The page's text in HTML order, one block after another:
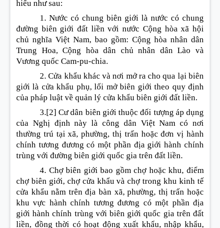
hiểu như sau:
1. Nước có chung biên giới là nước có chung
đường biên giới đất liền với nước Cộng hòa xã hội
chủ nghĩa Việt Nam, bao gồm: Cộng hòa nhân dân
Trung Hoa, Cộng hòa dân chủ nhân dân Lào và
Vương quốc Cam-pu-chia.
2. Cửa khẩu khác và nơi mở ra cho qua lại biên
giới là cửa khẩu phụ, lối mở biên giới theo quy định
của pháp luật về quản lý cửa khẩu biên giới đất liền.
3.[2] Cư dân biên giới thuộc đối tượng áp dụng
của Nghị định này là công dân Việt Nam có nơi
thường trú tại xã, phường, thị trấn hoặc đơn vị hành
chính tương đương có một phần địa giới hành chính
trùng với đường biên giới quốc gia trên đất liền.
4. Chợ biên giới bao gồm chợ hoặc khu, điểm
chợ biên giới, chợ cửa khẩu và chợ trong khu kinh tế
cửa khẩu nằm trên địa bàn xã, phường, thị trấn hoặc
khu vực hành chính tương đương có một phần địa
giới hành chính trùng với biên giới quốc gia trên đất
liền, đồng thời có hoạt động xuất khẩu, nhập khẩu,